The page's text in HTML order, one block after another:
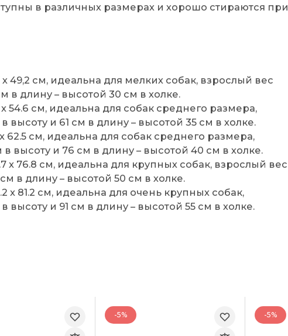
в различных размерах и хорошо стираются при
х 49,2 см, идеальна для мелких собак, взрослый вес
в длину – высотой 30 см в холке.
x 54.6 см, идеальна для собак среднего размера,
высоту и 61 см в длину – высотой 35 см в холке.
62.5 см, идеальна для собак среднего размера,
высоту и 76 см в длину – высотой 40 см в холке.
x 76.8 см, идеальна для крупных собак, взрослый вес
в длину – высотой 50 см в холке.
x 81.2 см, идеальна для очень крупных собак,
высоту и 91 см в длину – высотой 55 см в холке.
-5% -5%